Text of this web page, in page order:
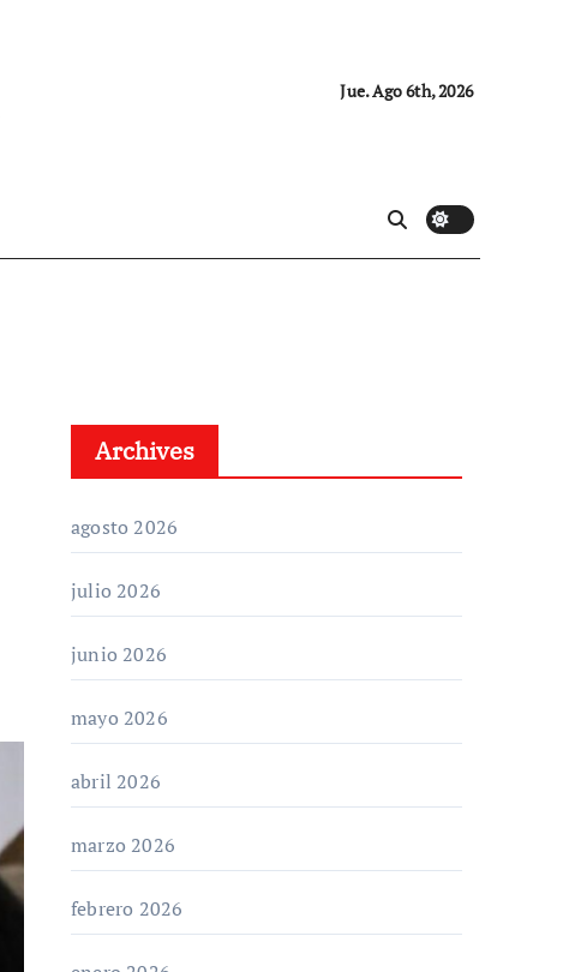
Jue. Ago 6th, 2026
Archives
agosto 2026
julio 2026
junio 2026
mayo 2026
abril 2026
marzo 2026
febrero 2026